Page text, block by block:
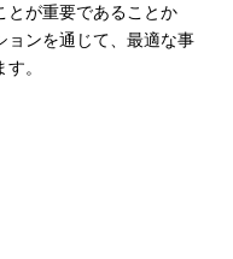
とが重要であることか
ョンを通じて、最適な事
。